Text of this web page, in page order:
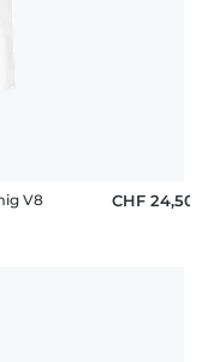
V8
CHF 24,50